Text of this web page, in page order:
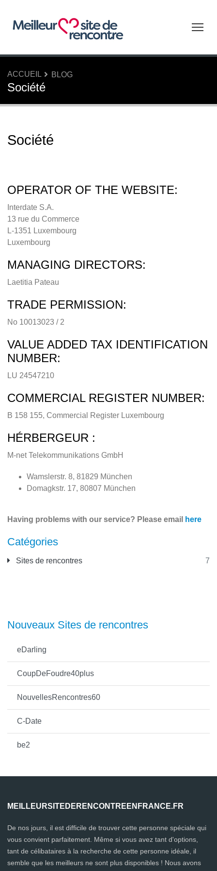
ACCUEIL BLOG
Société
Catégories
Sites de rencontres 7
Nouveaux Sites de rencontres
eDarling
CoupDeFoudre40plus
NouvellesRencontres60
C-Date
be2
Société
OPERATOR OF THE WEBSITE:
Interdate S.A.
13 rue du Commerce
L-1351 Luxembourg
Luxembourg
MANAGING DIRECTORS:
Laetitia Pateau
TRADE PERMISSION:
No 10013023 / 2
VALUE ADDED TAX IDENTIFICATION
NUMBER:
LU 24547210
COMMERCIAL REGISTER NUMBER:
B 158 155, Commercial Register Luxembourg
HÉRBERGEUR :
M-net Telekommunikations GmbH
Wamslerstr. 8, 81829 München
Domagkstr. 17, 80807 München
Having problems with our service? Please email here
MEILLEURSITEDERENCONTREENFRANCE.FR
De nos jours, il est difficile de trouver cette personne spéciale qui
vous convient parfaitement. Même si vous avez tant d'options,
tant de célibataires à la recherche de cette personne idéale, il
semble que les meilleurs ne sont plus disponibles ! Nous avons